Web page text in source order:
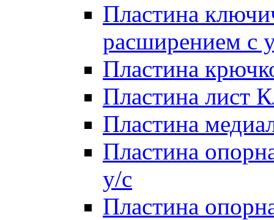
Пластина
расширением с
Пластина
Пластина лист
Пластина
Пластина
у/с
Пластина